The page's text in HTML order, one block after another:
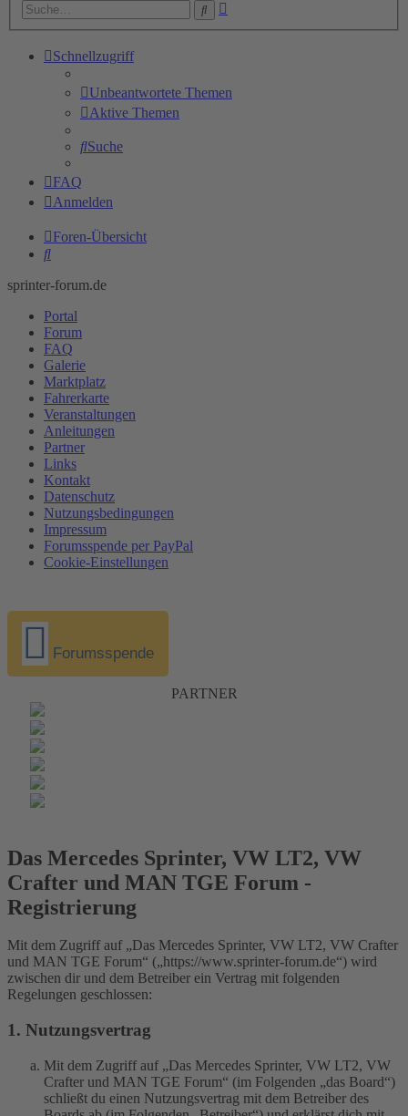
Suche
Schnellzugriff
Unbeantwortete Themen
Aktive Themen
Suche
FAQ
Anmelden
Foren-Übersicht
Suche
sprinter-forum.de
Portal
Forum
FAQ
Galerie
Marktplatz
Fahrerkarte
Veranstaltungen
Anleitungen
Partner
Links
Kontakt
Datenschutz
Nutzungsbedingungen
Impressum
Forumsspende per PayPal
Cookie-Einstellungen
Forumsspende
PARTNER
Das Mercedes Sprinter, VW LT2, VW
Crafter und MAN TGE Forum -
Registrierung
Mit dem Zugriff auf „Das Mercedes Sprinter, VW LT2, VW Crafter
und MAN TGE Forum“ („https://www.sprinter-forum.de“) wird
zwischen dir und dem Betreiber ein Vertrag mit folgenden
Regelungen geschlossen:
1. Nutzungsvertrag
Mit dem Zugriff auf „Das Mercedes Sprinter, VW LT2, VW
Crafter und MAN TGE Forum“ (im Folgenden „das Board“)
schließt du einen Nutzungsvertrag mit dem Betreiber des